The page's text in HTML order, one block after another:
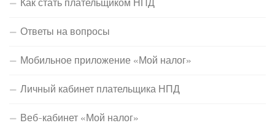
Ответы на вопросы
Мобильное приложение «Мой налог»
Личный кабинет плательщика НПД
Веб-кабинет «Мой налог»